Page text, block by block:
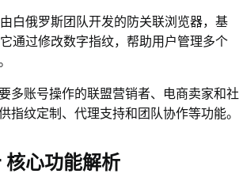
白俄罗斯团队开发的防关联浏览器，基
通过修改数字指纹，帮助用户管理多个
多账号操作的联盟营销者、电商卖家和社
指纹定制、代理支持和团队协作等功能。
心功能解析